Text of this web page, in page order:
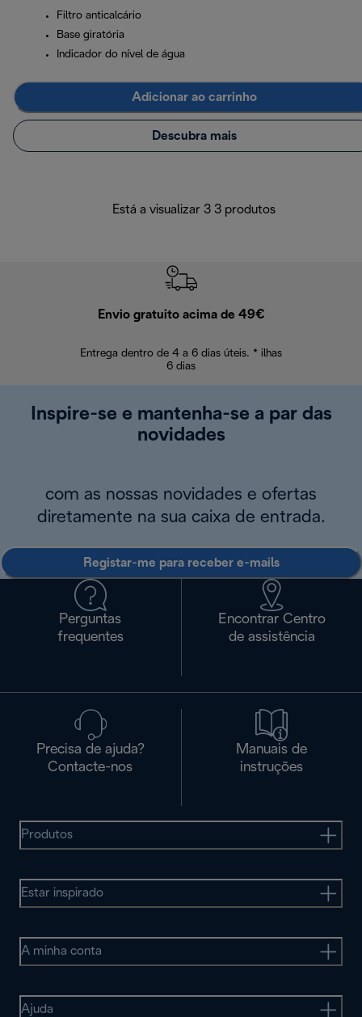
Filtro anticalcário
Base giratória
Indicador do nível de água
Adicionar ao carrinho
Descubra mais
Está a visualizar 3 3 produtos
Envio gratuito acima de 49€
Entrega dentro de 4 a 6 dias úteis. * ilhas
6 dias
Inspire-se e mantenha-se a par das
novidades
com as nossas novidades e ofertas
diretamente na sua caixa de entrada.
Registar-me para receber e-mails
Perguntas
frequentes
Encontrar Centro
de assistência
Precisa de ajuda?
Contacte-nos
Manuais de
instruções
Produtos
Estar inspirado
A minha conta
Ajuda